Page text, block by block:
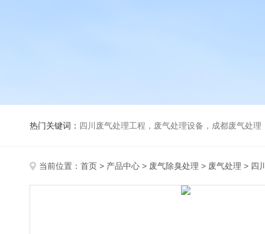
热门关键词： 四川废气处理工程，废气处理设备，成都废气处理，巴歇尔槽，活性炭除
当前位置： 首页 > 产品中心 > 废气除臭处理 > 废气处理 > 四